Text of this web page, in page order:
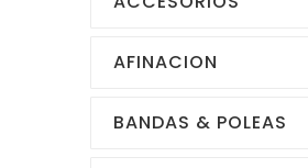
AFINACION
BANDAS & POLEAS